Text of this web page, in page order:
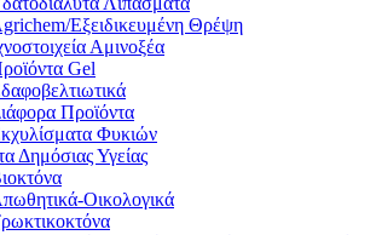
Εξειδικευμένη Θρέψη
Αμινοξέα
Gel
Προϊόντα
Φυκιών
Δημόσιας Υγείας
Οικολογικά